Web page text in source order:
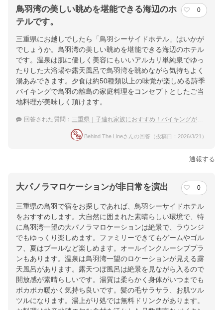
鳥羽湾の美しい眺めを堪能できる海辺のホ
テルです。
0
三重県にお越しでしたら「鳥羽シーサイドホテル」はいかが
でしょうか。鳥羽湾の美しい眺めを堪能できる海辺のホテル
です。温泉は肌に優しく美容にもいいアルカリ単純泉でゆっ
たりした大浴場や露天風呂で鳥羽湾を眺めながら気持ちよく
湯あみできます。夕食は約50種類以上の味覚が楽しめる詩季
バイキングで鳥羽の離島の家庭料理をコンセプトとしたご当
地料理が美味しく頂けます。
回答された質問： 三重県｜子連れ家族におすすめ！バイキングがある宿は？
Behind The Lineさんの回答（投稿日：2026/3/21）
通報する
大パノラマロケーションが非日常を演出 0
三重県の鳥羽で宿をお探しであれば、鳥羽シーサイドホテル
をおすすめします。大自然に囲まれた素晴らしい環境で、特
に鳥羽湾一望の大パノラマロケーションは絶景で、ラウンジ
でもゆっくり楽しめます。ファミリーできてもゲームやゴル
フ、夏はプールなど楽しめます。オールインクルーシブプラ
ンもあります。温泉は鳥羽湾一望のロケーションが見える露
天風呂があります。露天つぼ風呂は絶景を見ながら入るので
開放感が素晴らしいです。湯質は柔らかく身体がいつまでも
ポカポカ暖かく気持ち良いです。髪の毛サラサラ、お肌ツル
ツルになります。湯上がり処では無料ドリンクがあります。